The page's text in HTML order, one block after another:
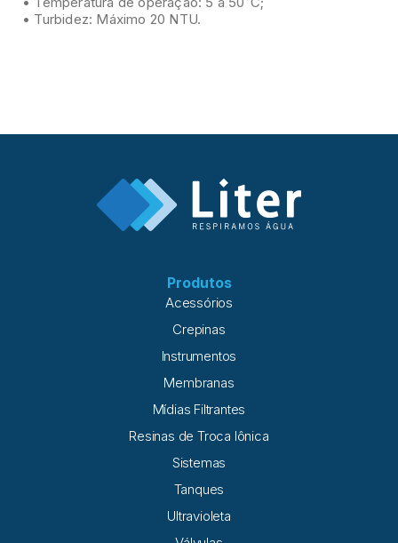
• Turbidez: Máximo 20 NTU.
Produtos
Acessórios
Crepinas
Instrumentos
Membranas
Mídias Filtrantes
Resinas de Troca Iônica
Sistemas
Tanques
Ultravioleta